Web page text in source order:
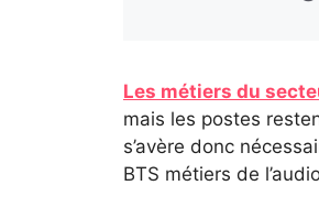
Les métiers du
mais les postes
s’avère donc
BTS métiers de